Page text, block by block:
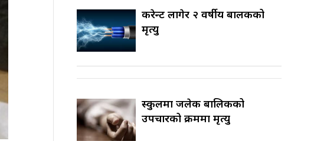
करेन्ट लागेर २ वर्षीय बालकको
मृत्यु
स्कुलमा जलेकी बालिकको
उपचारको क्रममा मृत्यु